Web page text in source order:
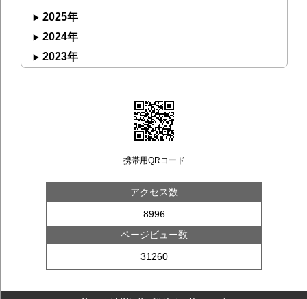
2025年
2024年
2023年
携帯用QRコード
アクセス数
8996
ページビュー数
31260